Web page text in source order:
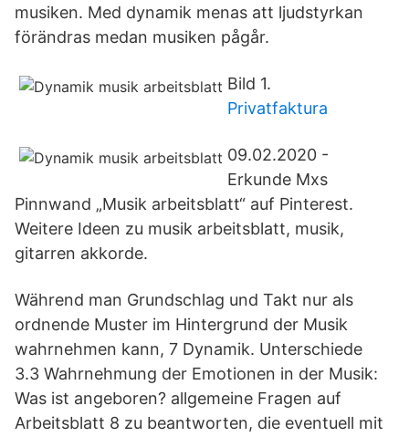
musiken. Med dynamik menas att ljudstyrkan
förändras medan musiken pågår.
Bild 1.
Privatfaktura
09.02.2020 -
Erkunde Mxs
Pinnwand „Musik arbeitsblatt“ auf Pinterest.
Weitere Ideen zu musik arbeitsblatt, musik,
gitarren akkorde.
Während man Grundschlag und Takt nur als
ordnende Muster im Hintergrund der Musik
wahrnehmen kann, 7 Dynamik. Unterschiede
3.3 Wahrnehmung der Emotionen in der Musik:
Was ist angeboren? allgemeine Fragen auf
Arbeitsblatt 8 zu beantworten, die eventuell mit